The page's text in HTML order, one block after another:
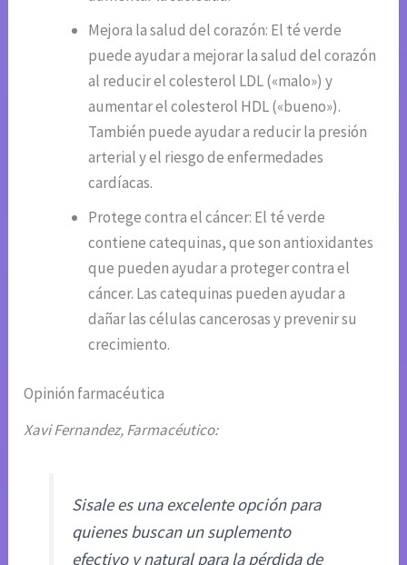
Mejora la salud del corazón: El té verde
puede ayudar a mejorar la salud del corazón
al reducir el colesterol LDL («malo») y
aumentar el colesterol HDL («bueno»).
También puede ayudar a reducir la presión
arterial y el riesgo de enfermedades
cardíacas.
Protege contra el cáncer: El té verde
contiene catequinas, que son antioxidantes
que pueden ayudar a proteger contra el
cáncer. Las catequinas pueden ayudar a
dañar las células cancerosas y prevenir su
crecimiento.
Opinión farmacéutica
Xavi Fernandez, Farmacéutico:
Sisale es una excelente opción para
quienes buscan un suplemento
efectivo y natural para la pérdida de